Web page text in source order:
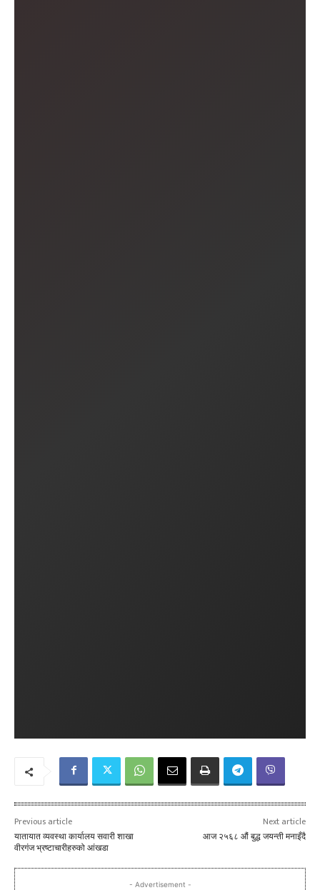
Previous article
यातायात व्यवस्था कार्यालय सवारी शाखा
वीरगंज भ्रष्टाचारीहरुको आंखडा
Next article
आज २५६८ औं बुद्ध जयन्ती मनाइँदै
- Advertisement -